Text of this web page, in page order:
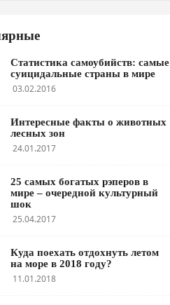
Статистика самоубийств: самые
суицидальные страны в мире
03.02.2016
Интересные факты о животных
лесных зон
24.01.2017
25 самых богатых рэперов в
мире – очередной культурный
шок
25.04.2017
Куда поехать отдохнуть летом
на море в 2018 году?
11.01.2018